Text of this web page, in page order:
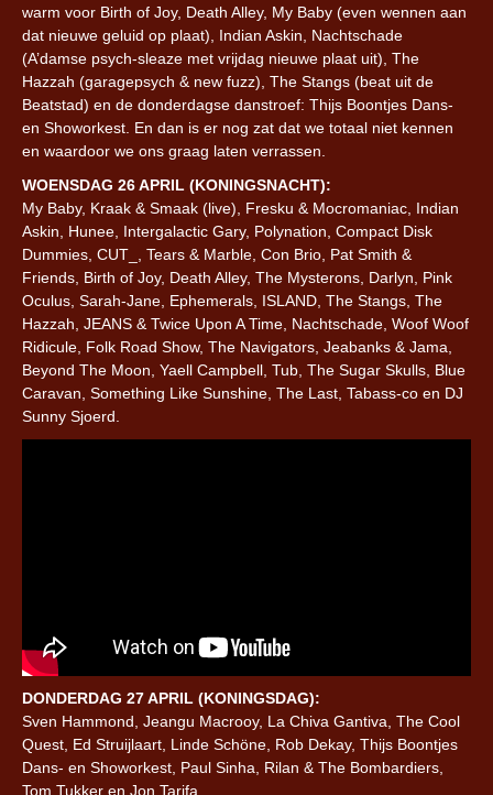
warm voor Birth of Joy, Death Alley, My Baby (even wennen aan
dat nieuwe geluid op plaat), Indian Askin, Nachtschade
(A’damse psych-sleaze met vrijdag nieuwe plaat uit), The
Hazzah (garagepsych & new fuzz), The Stangs (beat uit de
Beatstad) en de donderdagse danstroef: Thijs Boontjes Dans-
en Showorkest. En dan is er nog zat dat we totaal niet kennen
en waardoor we ons graag laten verrassen.
WOENSDAG 26 APRIL (KONINGSNACHT):
My Baby, Kraak & Smaak (live), Fresku & Mocromaniac, Indian
Askin, Hunee, Intergalactic Gary, Polynation, Compact Disk
Dummies, CUT_, Tears & Marble, Con Brio, Pat Smith &
Friends, Birth of Joy, Death Alley, The Mysterons, Darlyn, Pink
Oculus, Sarah-Jane, Ephemerals, ISLAND, The Stangs, The
Hazzah, JEANS & Twice Upon A Time, Nachtschade, Woof Woof
Ridicule, Folk Road Show, The Navigators, Jeabanks & Jama,
Beyond The Moon, Yaell Campbell, Tub, The Sugar Skulls, Blue
Caravan, Something Like Sunshine, The Last, Tabass-co en DJ
Sunny Sjoerd.
DONDERDAG 27 APRIL (KONINGSDAG):
Sven Hammond, Jeangu Macrooy, La Chiva Gantiva, The Cool
Quest, Ed Struijlaart, Linde Schöne, Rob Dekay, Thijs Boontjes
Dans- en Showorkest, Paul Sinha, Rilan & The Bombardiers,
Tom Tukker en Jon Tarifa.